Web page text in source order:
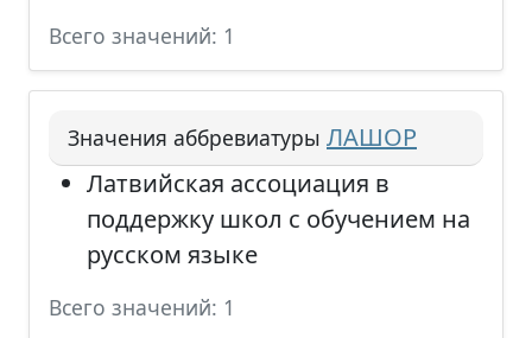
Всего значений: 1
Значения аббревиатуры ЛАШОР
Латвийская ассоциация в
поддержку школ с обучением на
русском языке
Всего значений: 1